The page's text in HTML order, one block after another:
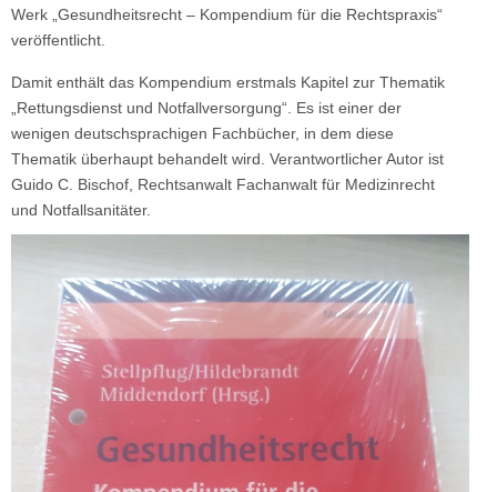
Werk „Gesundheitsrecht – Kompendium für die Rechtspraxis“
veröffentlicht.
Damit enthält das Kompendium erstmals Kapitel zur Thematik
„Rettungsdienst und Notfallversorgung“. Es ist einer der
wenigen deutschsprachigen Fachbücher, in dem diese
Thematik überhaupt behandelt wird. Verantwortlicher Autor ist
Guido C. Bischof, Rechtsanwalt Fachanwalt für Medizinrecht
und Notfallsanitäter.